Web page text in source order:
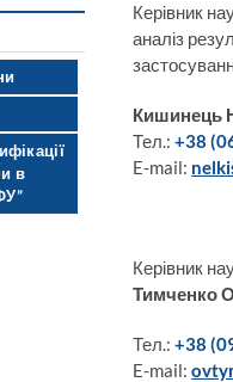
Керівник
аналіз
Кишинець
Тел.:+38
E-mail:
Керівник
Тимченко
Тел.:+38
E-mail:
в